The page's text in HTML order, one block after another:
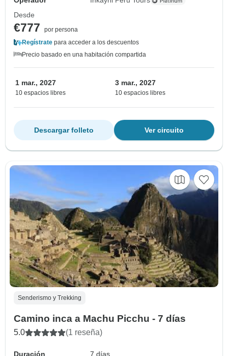
Desde
€777
por persona
Regístrate para acceder a los descuentos
Precio basado en una habitación compartida
1 mar., 2027
10 espacios libres
3 mar., 2027
10 espacios libres
Ver circuito
Descargar folleto
Senderismo y Trekking
Camino inca a Machu Picchu - 7 días
5.0 (1 reseña)
Duración 7 días